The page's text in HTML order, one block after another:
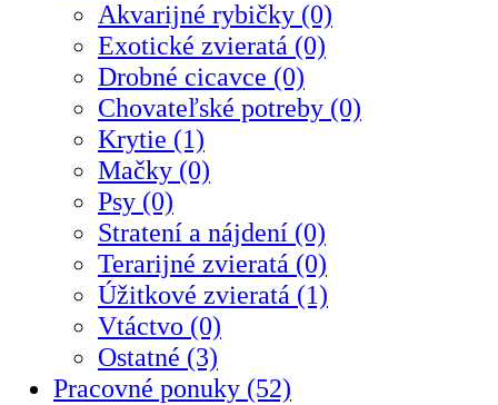
Akvarijné rybičky (0)
Exotické zvieratá (0)
Drobné cicavce (0)
Chovateľské potreby (0)
Krytie (1)
Mačky (0)
Psy (0)
Stratení a nájdení (0)
Terarijné zvieratá (0)
Úžitkové zvieratá (1)
Vtáctvo (0)
Ostatné (3)
Pracovné ponuky (52)